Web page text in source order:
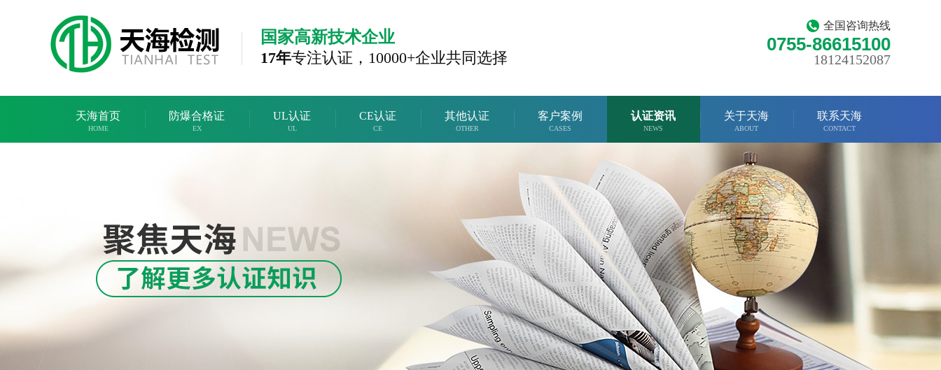
全国咨询热线
0755-86615100
18124152087
国家高新技术企业
17年专注认证， 10000+企业共同选择
天海首页
HOME
防爆合格证
EX
UL认证
UL
CE认证
CE
其他认证
OTHER
客户案例
CASES
认证资讯
NEWS
关于天海
ABOUT
联系天海
CONTACT